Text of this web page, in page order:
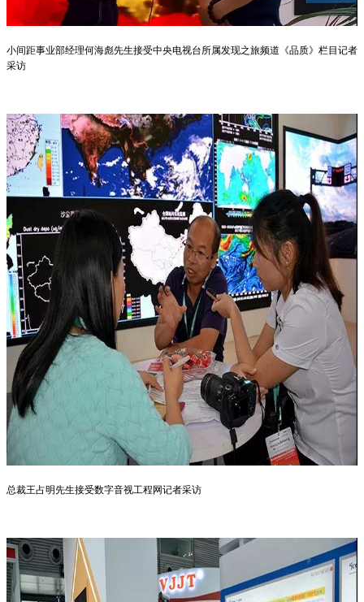
小间距事业部经理何海彪先生接受中央电视台所属发现之旅频道《品质》栏目记者
采访
总裁王占明先生接受数字音视工程网记者采访